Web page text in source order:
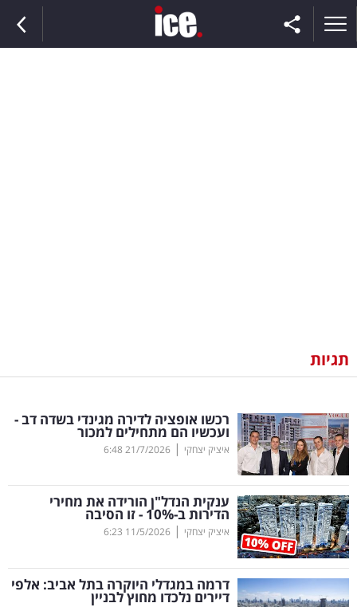
וצרכנות
דיגיטל
וטק
שיווק
ופרסום
משפט
מדדים
תגיות
רכשו אופציה לדירה מגינדי בשדה דב -
ועכשיו הם מתחילים למכור
איציק יצחקי |
21/7/2026
6:48
ענקית הנדל"ן הורידה את מחירי
הדירות ב-10% - זו הסיבה
איציק יצחקי |
11/5/2026
6:23
דרמה במגדלי היוקרה בתל אביב: אלפי
דיירים נלכדו מחוץ לבניין